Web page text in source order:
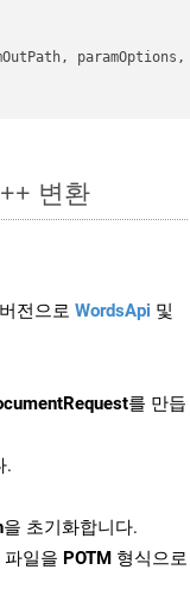
변환
전으로 WordsApi 및
를 만듭
.
을 초기화합니다.
일을 POTM 형식으로